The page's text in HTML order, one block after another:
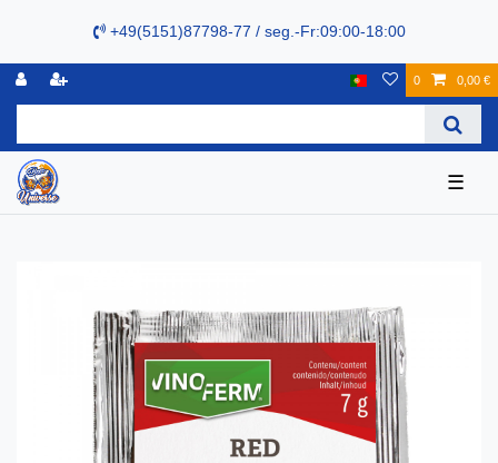
+49(5151)87798-77 / seg.-Fr:09:00-18:00
0 0,00 €
☰